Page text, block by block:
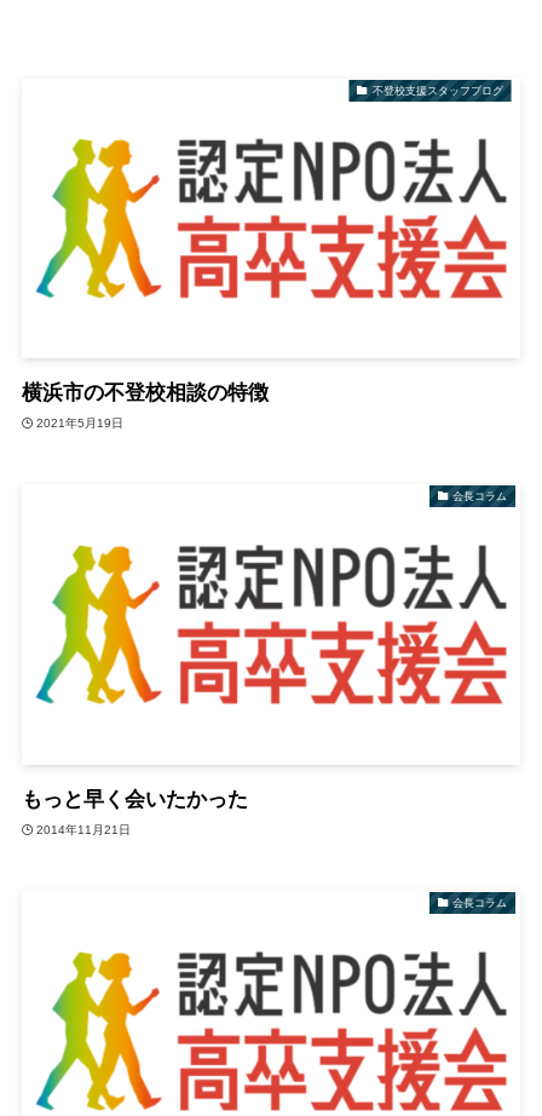
不登校支援スタッフブログ
横浜市の不登校相談の特徴
2021年5月19日
会長コラム
もっと早く会いたかった
2014年11月21日
会長コラム